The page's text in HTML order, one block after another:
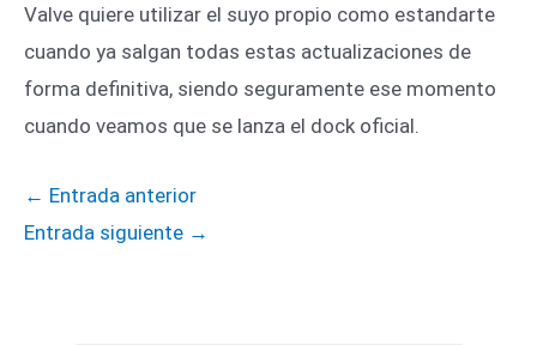
Valve quiere utilizar el suyo propio como estandarte
cuando ya salgan todas estas actualizaciones de
forma definitiva, siendo seguramente ese momento
cuando veamos que se lanza el dock oficial.
← Entrada anterior
Entrada siguiente →